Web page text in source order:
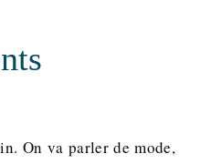
On va parler de mode,